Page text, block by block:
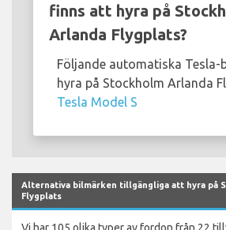
finns att hyra på
Arlanda Flygplats?
Följande automatiska
hyra på Stockholm Arlanda
Tesla Model S
Alternativa bilmärken tillgängliga att hyra på
Flygplats
Vi har 105 olika typer av fordon från 22